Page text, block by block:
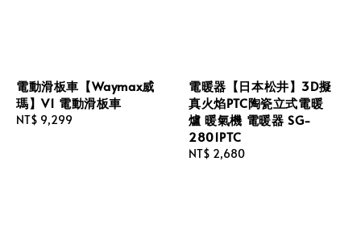
電動滑板車【Waymax威
瑪】V1 電動滑板車
Regular
NT$ 9,299
電暖器【日本松井】3D擬
真火焰PTC陶瓷立式電暖
爐 暖氣機 電暖器 SG-
2801PTC
Regular
NT$ 2,680